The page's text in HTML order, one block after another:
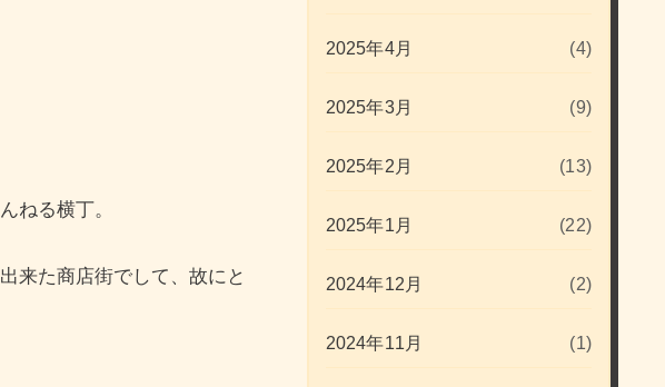
ねる横丁。
来た商店街でして、故にと
2025年4月 (4)
2025年3月 (9)
2025年2月 (13)
2025年1月 (22)
2024年12月 (2)
2024年11月 (1)